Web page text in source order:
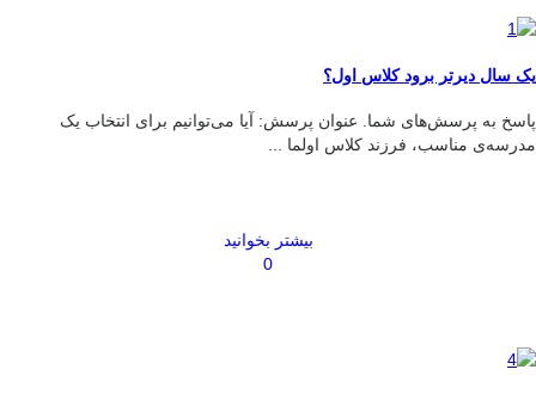
یک سال دیرتر برود کلاس اول؟
پاسخ به پرسش‌های شما. عنوان پرسش: آیا می‌توانیم برای انتخاب یک
مدرسه‌ی مناسب، فرزند کلاس اولما ...
بیشتر بخوانید
0